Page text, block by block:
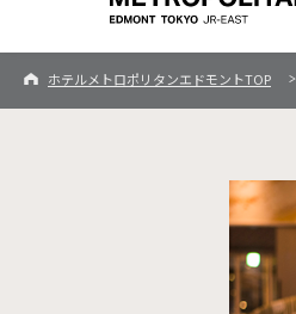
ホテルメトロポリタンエドモントTOP